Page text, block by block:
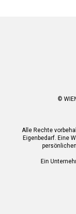
©
Alle Rechte
Eigenbedarf. Eine
Ein